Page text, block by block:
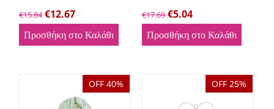
€15.84 €12.67
Προσθήκη στο Καλάθι
€17.69 €5.04
Προσθήκη στο Καλάθι
OFF 40% OFF 25%